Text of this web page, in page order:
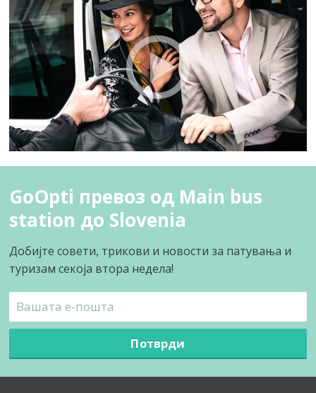
GoOpti превоз од Main bus
station до Slovenia
Добијте совети, трикови и новости за патувања и
туризам секоја втора недела!
Потврди